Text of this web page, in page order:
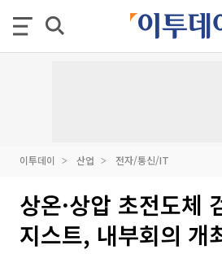
이투데이 산업 전자/통신/IT
상온·상압 초전도체
지스트, 내부회의 개